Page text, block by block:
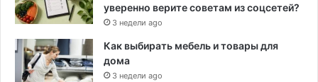
уверенно верите советам из соцсетей?
3 недели ago
Как выбирать мебель и товары для
дома
3 недели ago